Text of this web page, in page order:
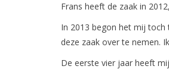
Frans heeft de zaak in
In 2013 begon het mij toch
deze zaak over te nemen.
De eerste vier jaar heeft